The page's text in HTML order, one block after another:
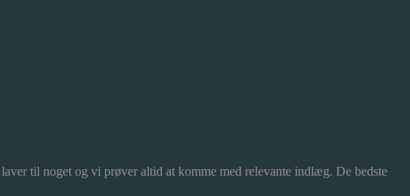
til noget og vi prøver altid at komme med relevante indlæg. De bedste